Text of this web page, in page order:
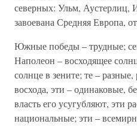
северных: Ульм, Аустерлиц,
завоевана Средняя Европа,
Южные победы – трудные;
Наполеон – восходящее
солнце в зените; те –
восхода, эти – одинаковые,
власть его усугубляют, эти
национальные; эти –